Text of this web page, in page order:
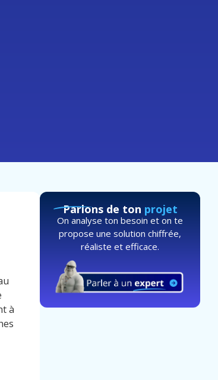
à
Parlons de ton projet
On analyse ton besoin et on te
propose une solution chiffrée,
réaliste et efficace.